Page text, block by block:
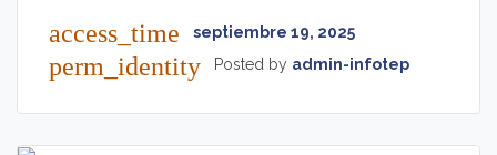
access_time septiembre 19, 2025
perm_identity Posted by admin-infotep